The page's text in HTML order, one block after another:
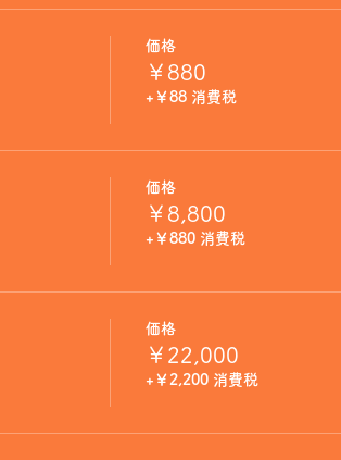
価格
￥880
+￥88 消費税
価格
￥8,800
+￥880 消費税
価格
￥22,000
+￥2,200 消費税